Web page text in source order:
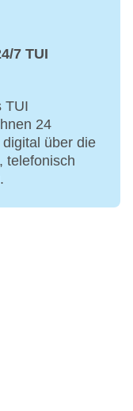
7 TUI
TUI
24
über die
telefonisch